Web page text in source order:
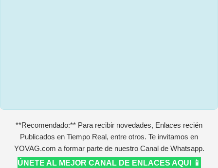
**Recomendado:** Para recibir novedades, Enlaces recién
Publicados en Tiempo Real, entre otros. Te invitamos en
YOVAG.com a formar parte de nuestro Canal de Whatsapp.
ÚNETE AL MEJOR CANAL DE ENLACES AQUI 📱